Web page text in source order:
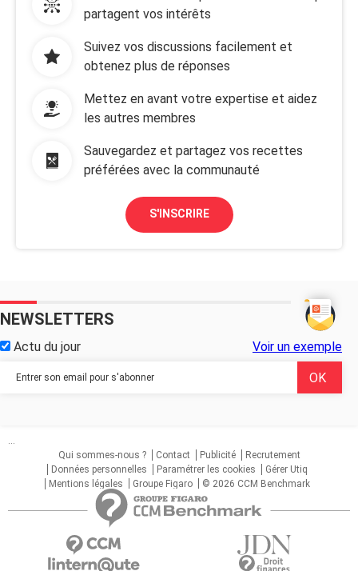
partagent vos intérêts
Suivez vos discussions facilement et
obtenez plus de réponses
Mettez en avant votre expertise et aidez
les autres membres
Sauvegardez et partagez vos recettes
préférées avec la communauté
S'INSCRIRE
NEWSLETTERS
Actu du jour Voir un exemple
...
Qui sommes-nous ?
Contact Publicité
Recrutement
Données personnelles
Paramétrer les cookies
Gérer Utiq
Mentions légales
Groupe Figaro © 2026 CCM Benchmark